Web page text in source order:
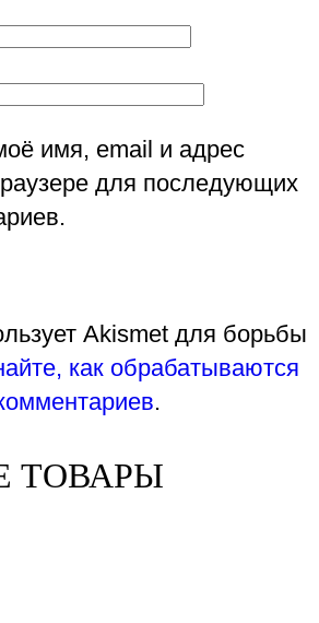
имя, email и адрес
для последующих
Akismet для борьбы
как обрабатываются
.
ТОВАРЫ